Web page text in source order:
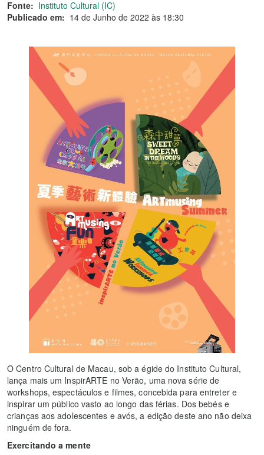
Fonte: Instituto Cultural (IC)
Publicado em: 14 de Junho de 2022 às 18:30
O Centro Cultural de Macau, sob a égide do Instituto Cultural,
lança mais um InspirARTE no Verão, uma nova série de
workshops, espectáculos e filmes, concebida para entreter e
inspirar um público vasto ao longo das férias. Dos bebés e
crianças aos adolescentes e avós, a edição deste ano não deixa
ninguém de fora.
Exercitando a mente